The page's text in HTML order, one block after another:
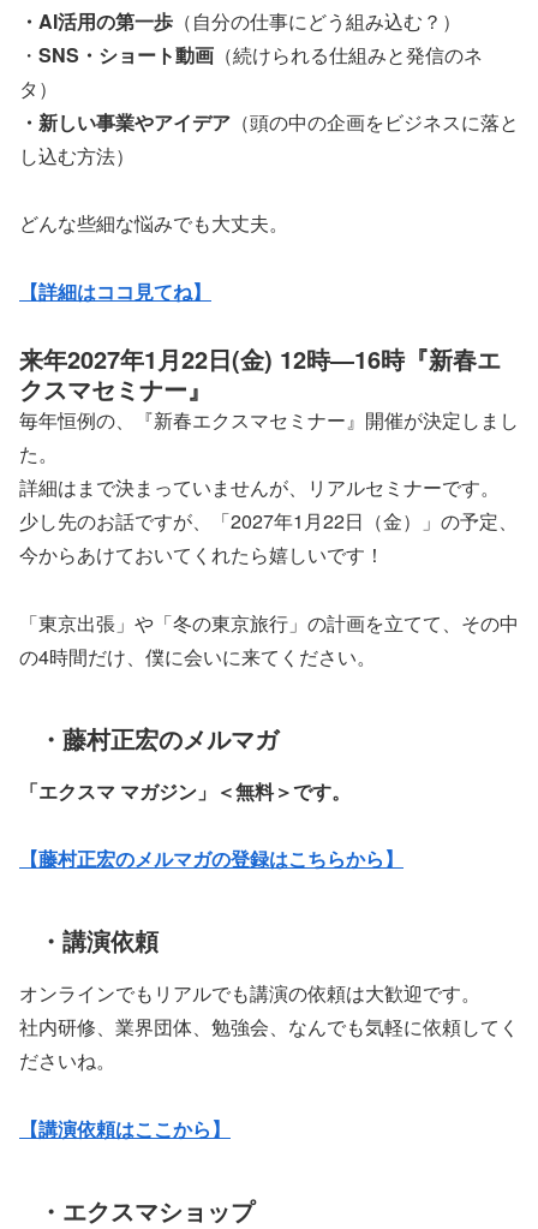
・AI活用の第一歩 （自分の仕事にどう組み込む？）
・ SNS・ショート動画 （続けられる仕組みと発信のネ
タ）
・新しい事業やアイデア （頭の中の企画をビジネスに落と
し込む方法）
どんな些細な悩みでも大丈夫。
【詳細はココ見てね】
来年2027年1月22日(金) 12時―16時『新春エ
クスマセミナー』
毎年恒例の、『新春エクスマセミナー』開催が決定しまし
た。
詳細はまで決まっていませんが、リアルセミナーです。
少し先のお話ですが、「2027年1月22日（金）」の予定、
今からあけておいてくれたら嬉しいです！
「東京出張」や「冬の東京旅行」の計画を立てて、その中
の4時間だけ、僕に会いに来てください。
・藤村正宏のメルマガ
「エクスマ マガジン」 ＜無料＞です。
【藤村正宏のメルマガの登録はこちらから】
・講演依頼
オンラインでもリアルでも講演の依頼は大歓迎です。
社内研修、業界団体、勉強会、なんでも気軽に依頼してく
ださいね。
【講演依頼はここから】
・エクスマショップ